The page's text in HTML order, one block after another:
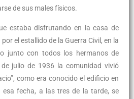
de sus males físicos.
estaba disfrutando en la casa de
el estallido de la Guerra Civil, en la
junto con todos los hermanos de
julio de 1936 la comunidad vivió
como era conocido el edificio en
esa fecha, a las tres de la tarde, se